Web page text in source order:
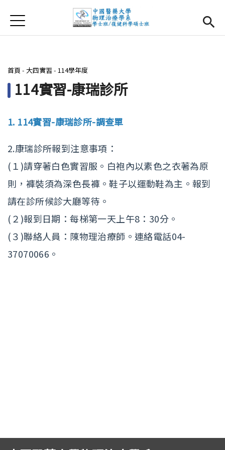
首頁
首頁
系所簡介
大四實習
相關辦法
活動集錦
招生訊息 (link is external)
高中生專區
Jump to Navigation
Jump to Main content
您在這裡
首頁 - 大四實習 - 114學年度
114實習-康瑞診所
1. 114實習-康瑞診所-調查單
2.康瑞診所報到注意事項：
(１)請穿著白色實習服。白袍內以素色之衣著為原
則，褲裝須為深色長褲。鞋子以運動鞋為主。報到
請在診所候診大廳等待。
(２)報到日期：每梯第一天上午8：30分。
(３)聯絡人員：陳物理治療師。連絡電話04-
37070066。